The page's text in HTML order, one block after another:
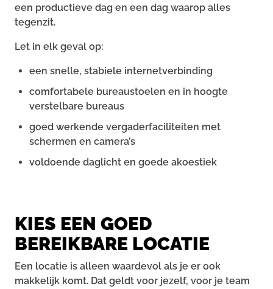
een productieve dag en een dag waarop alles
tegenzit.
Let in elk geval op:
een snelle, stabiele internetverbinding
comfortabele bureaustoelen en in hoogte
verstelbare bureaus
goed werkende vergaderfaciliteiten met
schermen en camera’s
voldoende daglicht en goede akoestiek
KIES EEN GOED
BEREIKBARE LOCATIE
Een locatie is alleen waardevol als je er ook
makkelijk komt. Dat geldt voor jezelf, voor je team